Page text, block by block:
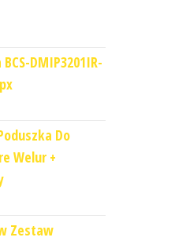
DMIP3201IR-
Do
Welur +
Zestaw